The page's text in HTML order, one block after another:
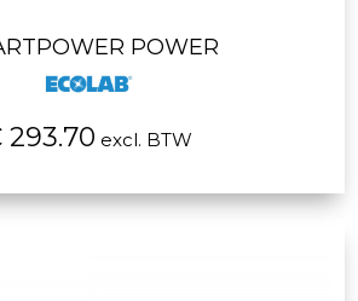
POWER
293.70 excl. BTW